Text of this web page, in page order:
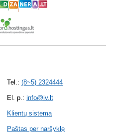
Tel.: (8~5) 2324444
El. p.: info@iv.lt
Klientų sistema
Paštas per naršyklę